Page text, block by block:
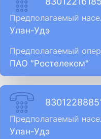
Предполагаемый
Улан-Удэ
Предполагаемый
ПАО "Ростелеком"
Предполагаемый
Улан-Удэ